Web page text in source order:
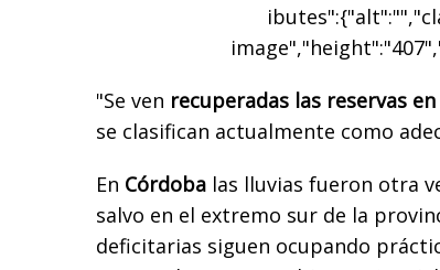
"Se ven recuperadas las reservas
se clasifican actualmente como
En Córdoba las lluvias fueron otra
salvo en el extremo sur de la
deficitarias siguen ocupando